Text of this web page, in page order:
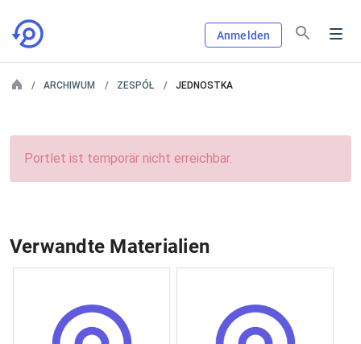
Anmelden
ARCHIWUM ZESPÓŁ JEDNOSTKA
Portlet ist temporär nicht erreichbar.
Verwandte Materialien